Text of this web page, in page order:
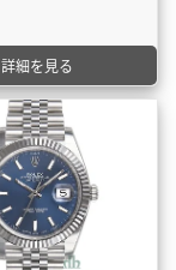
詳細を見る